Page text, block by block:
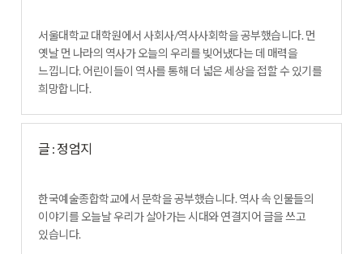
서울대학교 대학원에서 사회사/역사사회학을 공부했습니다. 먼
옛날 먼 나라의 역사가 오늘의 우리를 빚어냈다는 데 매력을
느낍니다. 어린이들이 역사를 통해 더 넓은 세상을 접할 수 있기를
희망합니다.
글 : 정엄지
한국예술종합학교에서 문학을 공부했습니다. 역사 속 인물들의
이야기를 오늘날 우리가 살아가는 시대와 연결지어 글을 쓰고
있습니다.